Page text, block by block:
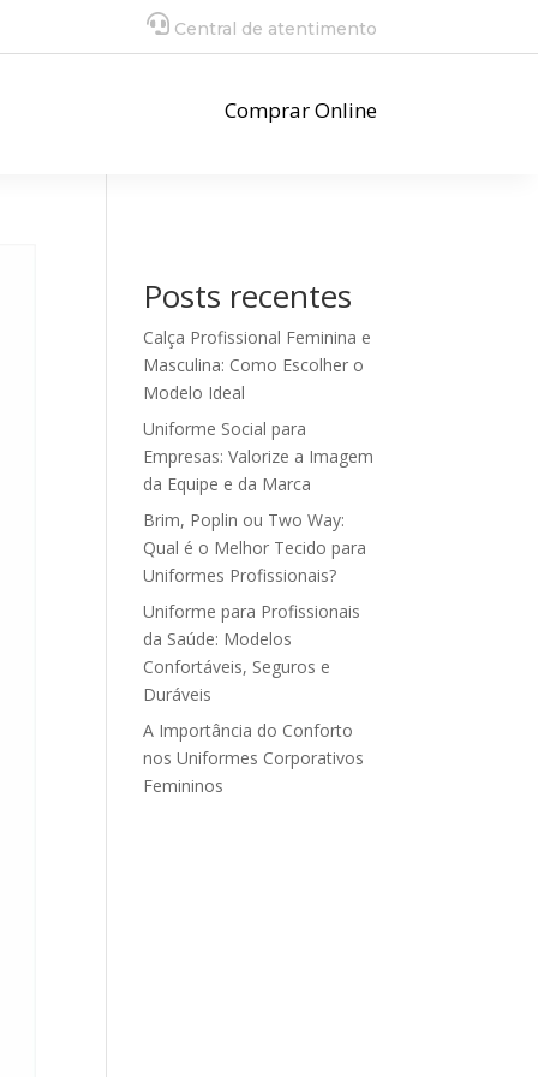
Central de atentimento
Comprar Online
Posts recentes
Calça Profissional Feminina e
Masculina: Como Escolher o
Modelo Ideal
Uniforme Social para
Empresas: Valorize a Imagem
da Equipe e da Marca
Brim, Poplin ou Two Way:
Qual é o Melhor Tecido para
Uniformes Profissionais?
Uniforme para Profissionais
da Saúde: Modelos
Confortáveis, Seguros e
Duráveis
A Importância do Conforto
nos Uniformes Corporativos
Femininos